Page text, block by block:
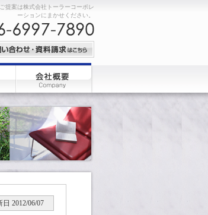
提案は株式会社トーラーコーポレ
ーションにまかせください。
2012/06/07